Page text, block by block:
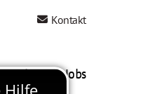
Kontakt
Mein AWO Jobs